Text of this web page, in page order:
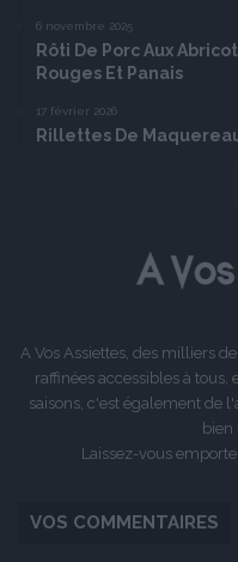
6 novembre 2025
Rôti De Porc Aux
Rouges Et Panais
17 février 2026
Rillettes De
A Vos Assiettes, des milliers
raffinées accessibles à
saisons, c'est également de
bien
Laissez-vous
VOS COMMENTAIRES